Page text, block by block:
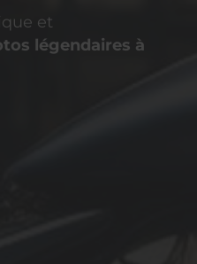
et
légendaires à